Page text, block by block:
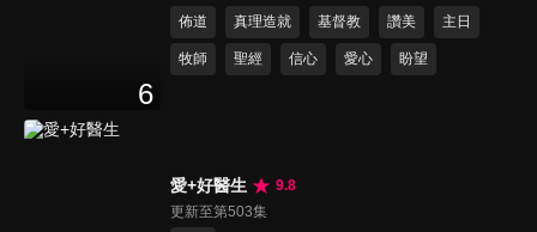
6
佈道
真理造就 基督教 讚美 主日
牧師 聖經 信心 愛心 盼望
愛+好醫生
9.8
更新至第503集